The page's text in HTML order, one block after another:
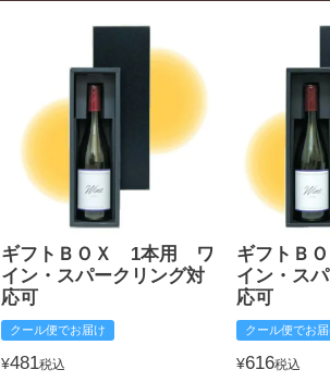
ギフトＢＯＸ 1本用 ワ
イン・スパークリング対
応可
クール便でお届け
¥481税込
ギフトＢ
イン・ス
応可
クール便でお届
¥616税込